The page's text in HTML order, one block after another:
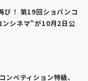
び！ 第19回ショパンコ
ンシネマ”が10月2日公
ンペティション特級、